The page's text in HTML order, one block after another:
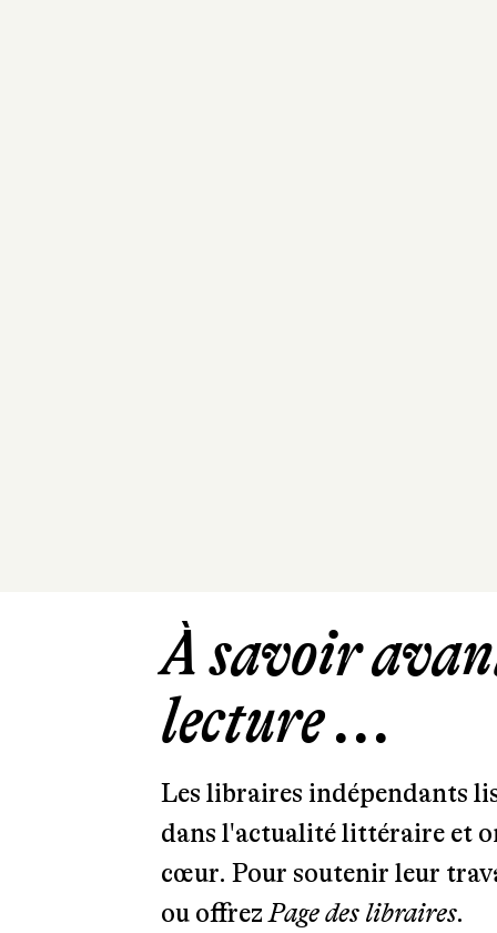
À savoir
lecture ...
Les libraires indépendants
dans l'actualité littéraire et
cœur. Pour soutenir leur
ou offrezPage des libraires.